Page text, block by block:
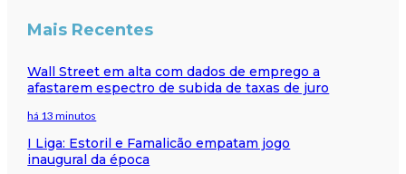
Mais Recentes
Wall Street em alta com dados de emprego a
afastarem espectro de subida de taxas de juro
há 13 minutos
I Liga: Estoril e Famalicão empatam jogo
inaugural da época